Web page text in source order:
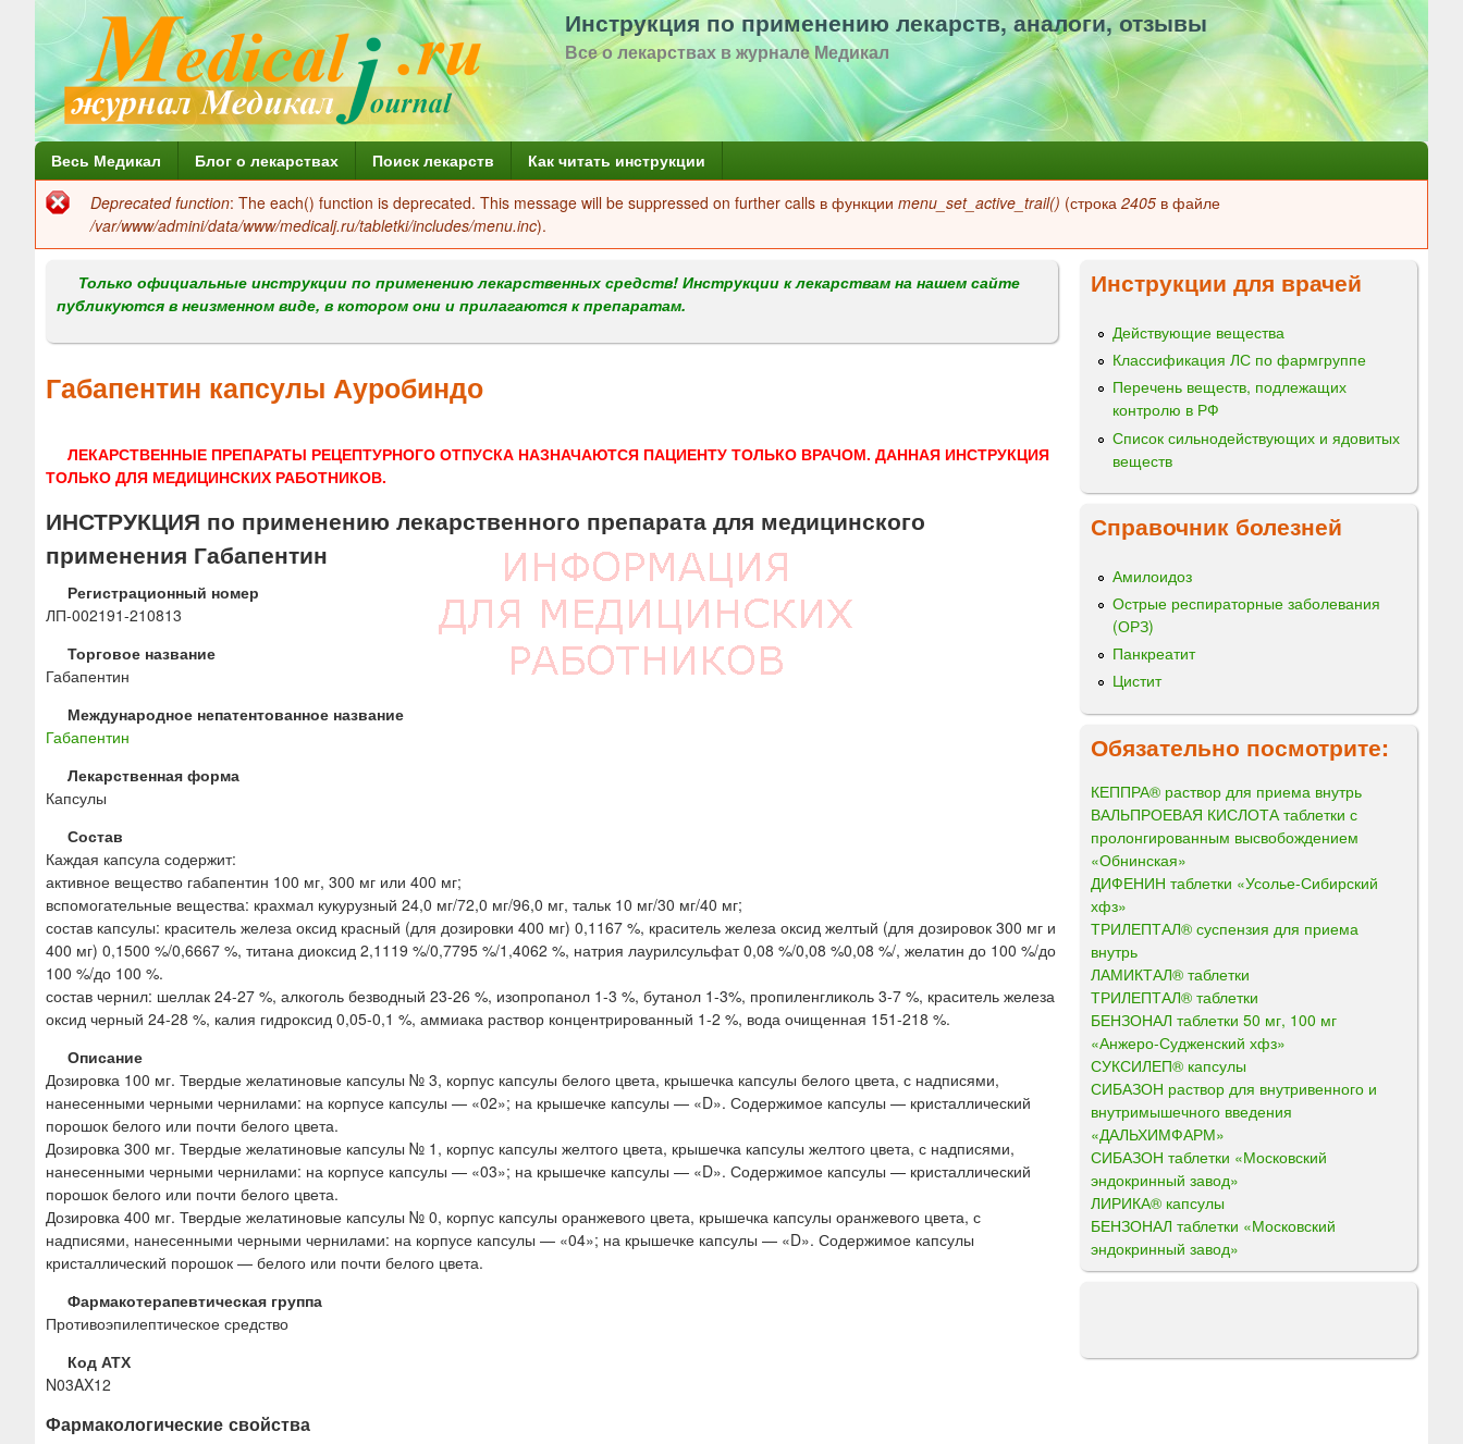
Перейти
к
содержанию
Инструкция по применению лекарств, аналоги, отзывы
Все о лекарствах в журнале Медикал
Г
л
н
м
н
Весь Медикал Блог о лекарствах Поиск лекарств Как читать инструкции
Сообщение
об
ошибке
Deprecated function: The each() function is deprecated. This message will be suppressed on further calls в функции menu_set_active_trail() (строка 2405 в файле
/var/www/admini/data/www/medicalj.ru/tabletki/includes/menu.inc).
Только официальные инструкции по применению лекарственных средств! Инструкции к лекарствам на нашем сайте
публикуются в неизменном виде, в котором они и прилагаются к препаратам.
Габапентин капсулы Ауробиндо
ЛЕКАРСТВЕННЫЕ ПРЕПАРАТЫ РЕЦЕПТУРНОГО ОТПУСКА НАЗНАЧАЮТСЯ ПАЦИЕНТУ ТОЛЬКО ВРАЧОМ. ДАННАЯ ИНСТРУКЦИЯ
ТОЛЬКО ДЛЯ МЕДИЦИНСКИХ РАБОТНИКОВ.
ИНСТРУКЦИЯ по применению лекарственного препарата для медицинского
применения Габапентин
Регистрационный номер
ЛП-002191-210813
Торговое название
Габапентин
Международное непатентованное название
Габапентин
Лекарственная форма
Капсулы
Состав
Каждая капсула содержит:
активное вещество габапентин 100 мг, 300 мг или 400 мг;
вспомогательные вещества: крахмал кукурузный 24,0 мг/72,0 мг/96,0 мг, тальк 10 мг/30 мг/40 мг;
состав капсулы: краситель железа оксид красный (для дозировки 400 мг) 0,1167 %, краситель железа оксид желтый (для дозировок 300 мг и
400 мг) 0,1500 %/0,6667 %, титана диоксид 2,1119 %/0,7795 %/1,4062 %, натрия лаурилсульфат 0,08 %/0,08 %0,08 %/, желатин до 100 %/до
100 %/до 100 %.
состав чернил: шеллак 24-27 %, алкоголь безводный 23-26 %, изопропанол 1-3 %, бутанол 1-3%, пропиленгликоль 3-7 %, краситель железа
оксид черный 24-28 %, калия гидроксид 0,05-0,1 %, аммиака раствор концентрированный 1-2 %, вода очищенная 151-218 %.
Описание
Дозировка 100 мг. Твердые желатиновые капсулы № 3, корпус капсулы белого цвета, крышечка капсулы белого цвета, с надписями,
нанесенными черными чернилами: на корпусе капсулы — «02»; на крышечке капсулы — «D». Содержимое капсулы — кристаллический
порошок белого или почти белого цвета.
Дозировка 300 мг. Твердые желатиновые капсулы № 1, корпус капсулы желтого цвета, крышечка капсулы желтого цвета, с надписями,
нанесенными черными чернилами: на корпусе капсулы — «03»; на крышечке капсулы — «D». Содержимое капсулы — кристаллический
порошок белого или почти белого цвета.
Дозировка 400 мг. Твердые желатиновые капсулы № 0, корпус капсулы оранжевого цвета, крышечка капсулы оранжевого цвета, с
надписями, нанесенными черными чернилами: на корпусе капсулы — «04»; на крышечке капсулы — «D». Содержимое капсулы
кристаллический порошок — белого или почти белого цвета.
Фармакотерапевтическая группа
Противоэпилептическое средство
Код АТХ
N03AX12
Фармакологические свойства
Инструкции для врачей
Действующие вещества
Классификация ЛС по фармгруппе
Перечень веществ, подлежащих
контролю в РФ
Список сильнодействующих и ядовитых
веществ
Справочник болезней
Амилоидоз
Острые респираторные заболевания
(ОРЗ)
Панкреатит
Цистит
Обязательно посмотрите:
КЕППРА® раствор для приема внутрь
ВАЛЬПРОЕВАЯ КИСЛОТА таблетки с
пролонгированным высвобождением
«Обнинская»
ДИФЕНИН таблетки «Усолье-Сибирский
хфз»
ТРИЛЕПТАЛ® суспензия для приема
внутрь
ЛАМИКТАЛ® таблетки
ТРИЛЕПТАЛ® таблетки
БЕНЗОНАЛ таблетки 50 мг, 100 мг
«Анжеро-Судженский хфз»
СУКСИЛЕП® капсулы
СИБАЗОН раствор для внутривенного и
внутримышечного введения
«ДАЛЬХИМФАРМ»
СИБАЗОН таблетки «Московский
эндокринный завод»
ЛИРИКА® капсулы
БЕНЗОНАЛ таблетки «Московский
эндокринный завод»